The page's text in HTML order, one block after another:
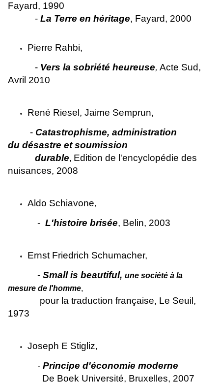
Fayard, 1990
- La Terre en héritage, Fayard, 2000
Pierre Rahbi,
- Vers la sobriété heureuse, Acte Sud,
Avril 2010
René Riesel, Jaime Semprun,
- Catastrophisme, administration
du désastre et soumission
durable, Edition de l'encyclopédie des
nuisances, 2008
Aldo Schiavone,
- L'histoire brisée, Belin, 2003
Ernst Friedrich Schumacher,
- Small is beautiful, une société à la
mesure de l'homme,
pour la traduction française, Le Seuil,
1973
Joseph E Stigliz,
- Principe d'économie moderne
De Boek Université, Bruxelles, 2007